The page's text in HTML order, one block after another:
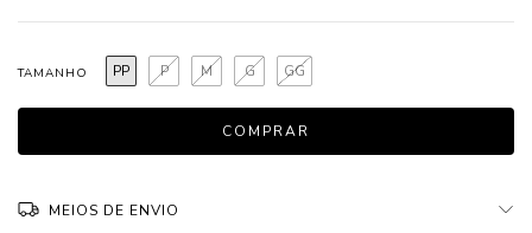
TAMANHO GG
G
M
P
PP
MEIOS DE ENVIO